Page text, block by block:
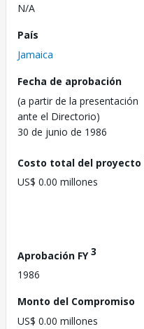
N/A
País
Jamaica
Fecha de aprobación
(a partir de la presentación
ante el Directorio)
30 de junio de 1986
Costo total del proyecto
US$ 0.00 millones
Aprobación FY3
1986
Monto del Compromiso
US$ 0.00 millones